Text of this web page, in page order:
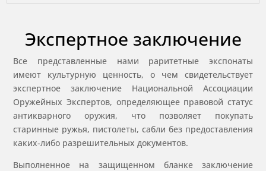
Экспертное заключение
Все представленные нами раритетные экспонаты
имеют культурную ценность, о чем свидетельствует
экспертное заключение Национальной Ассоциации
Оружейных Экспертов, определяющее правовой статус
антикварного оружия, что позволяет покупать
старинные ружья, пистолеты, сабли без предоставления
каких-либо разрешительных документов.
Выполненное на защищенном бланке заключение